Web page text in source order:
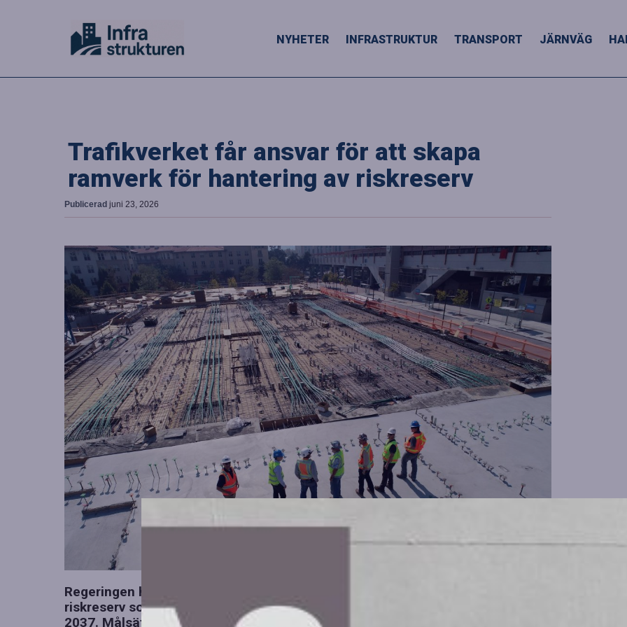
NYHETER INFRASTRUKTUR TRANSPORT JÄRNVÄG
Trafikverket får ansvar för att skapa
ramverk för hantering av riskreserv
Publicerad juni 23, 2026
Regeringen har gett Trafikverket i uppdrag att utveckla ett ramverk för den
riskreserv som ingår i den nationella transportinfrastrukturplanen för 2026-
2037. Målsättningen är att skapa tydligare rutiner för att hantera oförutsedda